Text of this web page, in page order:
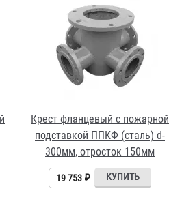
Крест фланцевый с пожарной
подставкой ППКФ (сталь) d-
300мм, отросток 150мм
19 753 ₽